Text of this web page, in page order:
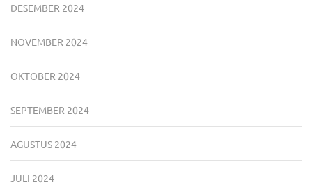
DESEMBER 2024
NOVEMBER 2024
OKTOBER 2024
SEPTEMBER 2024
AGUSTUS 2024
JULI 2024